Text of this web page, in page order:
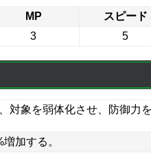
MP
スピード
3
5
対象を弱体化させ、防御力を
加する。